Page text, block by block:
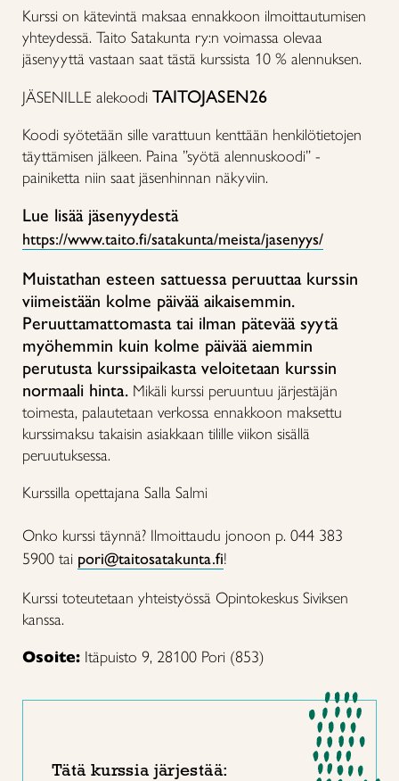
Kurssi on kätevintä maksaa ennakkoon ilmoittautumisen
yhteydessä. Taito Satakunta ry:n voimassa olevaa
jäsenyyttä vastaan saat tästä kurssista 10 % alennuksen.
JÄSENILLE alekoodi TAITOJASEN26
Koodi syötetään sille varattuun kenttään henkilötietojen
täyttämisen jälkeen. Paina ”syötä alennuskoodi” -
painiketta niin saat jäsenhinnan näkyviin.
Lue lisää jäsenyydestä
https://www.taito.fi/satakunta/meista/jasenyys/
Muistathan esteen sattuessa peruuttaa kurssin
viimeistään kolme päivää aikaisemmin.
Peruuttamattomasta tai ilman pätevää syytä
myöhemmin kuin kolme päivää aiemmin
perutusta kurssipaikasta veloitetaan kurssin
normaali hinta. Mikäli kurssi peruuntuu järjestäjän
toimesta, palautetaan verkossa ennakkoon maksettu
kurssimaksu takaisin asiakkaan tilille viikon sisällä
peruutuksessa.
Kurssilla opettajana Salla Salmi
Onko kurssi täynnä? Ilmoittaudu jonoon p. 044 383
5900 tai pori@taitosatakunta.fi!
Kurssi toteutetaan yhteistyössä Opintokeskus Siviksen
kanssa.
Osoite: Itäpuisto 9, 28100 Pori (853)
Tätä kurssia järjestää: